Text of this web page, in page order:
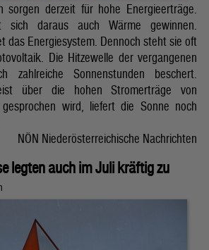
sorgen derzeit für hohe Energieerträge.
sich daraus auch Wärme gewinnen.
das Energiesystem. Dennoch steht sie oft
Die Hitzewelle der vergangenen
zahlreiche Sonnenstunden beschert.
über die hohen Stromerträge von
gesprochen wird, liefert die Sonne noch
NÖN Niederösterreichische Nachrichten
legten auch im Juli kräftig zu